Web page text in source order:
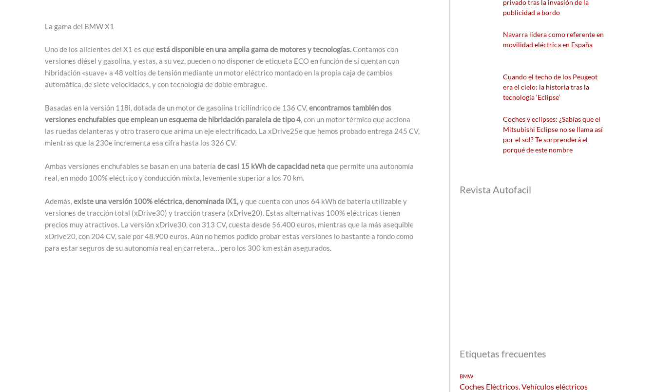
La gama del BMW X1
Uno de los alicientes del X1 es queestá disponible en una amplia gama de motores y tecnologías.Contamos con
versiones diésel y gasolina, y estas, a su vez, pueden o no disponer de etiqueta ECO en función de si cuentan con
hibridación «suave» a 48 voltios de tensión mediante un motor eléctrico montado en la propia caja de cambios
automática, de siete velocidades, y con tecnología de doble embrague.
Basadas en la versión 118i, dotada de un motor de gasolina tricilíndrico de 136 CV,encontramos también dos
versiones enchufables que emplean un esquema de hibridación paralela de tipo 4, con un motor térmico que acciona
las ruedas delanteras y otro trasero que anima un eje electrificado. La xDrive25e que hemos probado entrega 245 CV,
mientras que la 230e incrementa esa cifra hasta los 326 CV.
Ambas versiones enchufables se basan en una batería de casi 15 kWh de capacidad netaque permite una autonomía
real, en modo 100% eléctrico y conducción mixta, levemente superior a los 70 km.
Además,existe una versión 100% eléctrica, denominada iX1,y que cuenta con unos 64 kWh de batería utilizable y
versiones de tracción total (xDrive30) y tracción trasera (xDrive20). Estas alternativas 100% eléctricas tienen
precios muy atractivos. La versión xDrive30, con 313 CV, cuesta desde 56.400 euros, mientras que la más asequible
xDrive20, con 204 CV, sale por 48.900 euros. Aún no hemos podido probar estas versiones lo bastante a fondo como
para estar seguros de su autonomía real en carretera… pero los 300 km están asegurados.
privado tras la invasión de la
publicidad a bordo
Navarra lidera como referente en
movilidad eléctrica en España
Cuando el techo de los Peugeot
era el cielo: la historia tras la
tecnología ‘Eclipse’
Coches y eclipses: ¿Sabías que el
Mitsubishi Eclipse no se llama así
por el sol? Te sorprenderá el
porqué de este nombre
Revista Autofacil
Etiquetas frecuentes
BMW
Coches Eléctricos. Vehículos eléctricos